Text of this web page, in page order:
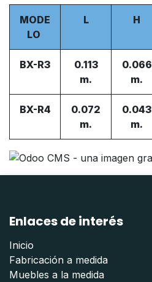
MODE
LO
L H
BX-R3
0.113
m.
0.066
m.
BX-R4
0.072
m.
0.043
m.
Enlaces de interés
Inicio
Fabricación a medida
Muebles a la medida